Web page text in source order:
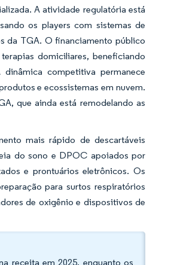
A atividade regulatória está
os players com sistemas de
da TGA. O financiamento público
domiciliares, beneficiando
competitiva permanece
e ecossistemas em nuvem.
que ainda está remodelando as
mais rápido de descartáveis
do sono e DPOC apoiados por
e prontuários eletrônicos. Os
para surtos respiratórios
de oxigênio e dispositivos de
receita em 2025, enquanto os